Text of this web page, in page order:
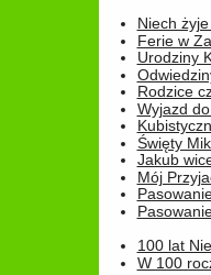
Niech
Ferie w
Urodziny
Rodzice
Wyjazd
Święty
Jakub
Mój
100 lat
W 100